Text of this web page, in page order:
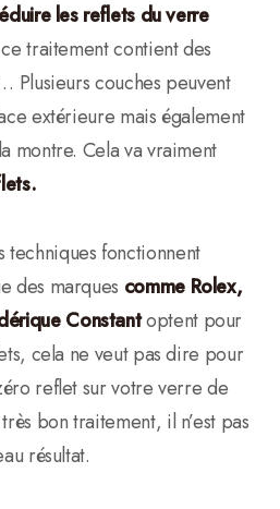
les reflets du verre
traitement contient des
Plusieurs couches peuvent
extérieure mais également
montre. Cela va vraiment
fonctionnent
des marques comme Rolex,
Constantoptent pour
cela ne veut pas dire pour
reflet sur votre verre de
bon traitement, il n’est pas
résultat.